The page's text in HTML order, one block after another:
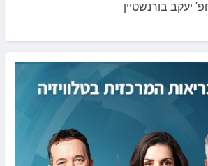
יעקב בורנשטיין